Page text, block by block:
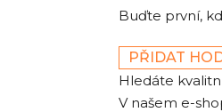
Buďte první,
PŘIDAT
Hledáte
V našem e-